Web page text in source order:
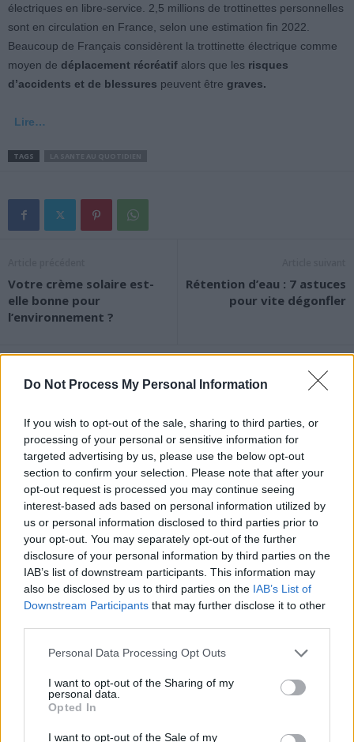
Do Not Process My Personal Information
If you wish to opt-out of the sale, sharing to third parties, or
processing of your personal or sensitive information for
targeted advertising by us, please use the below opt-out
section to confirm your selection. Please note that after your
opt-out request is processed you may continue seeing
interest-based ads based on personal information utilized by
us or personal information disclosed to third parties prior to
your opt-out. You may separately opt-out of the further
disclosure of your personal information by third parties on the
IAB’s list of downstream participants. This information may
also be disclosed by us to third parties on the IAB’s List of
Downstream Participants that may further disclose it to other
Personal Data Processing Opt Outs
I want to opt-out of the Sharing of my
personal data.
Opted In
I want to opt-out of the Sale of my
électriques en libre-service. 2,5 millions de trottinettes personnelles
sont en circulation en France, selon une estimation fin 2022.
Beaucoup de Français considèrent la trottinette électrique comme
moyen de déplacement récréatif alors que les risques
d’accidents et de blessures peuvent être graves.
Lire…
TAGS
Votre crème solaire est-
elle bonne pour
l’environnement ?
Rétention d’eau : 7 astuces
pour vite dégonfler
News Santé
https://news-sante.fr
ARTICLES CONNEXES PLUS DE L'AUTEUR
Santé
essentiels des
éviter le danger
Santé
attention à la pénurie de
Santé
révolutionnaire pour